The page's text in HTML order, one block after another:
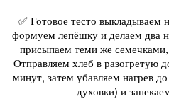
✅ Готовое тесто выкладываем
формуем лепёшку и делаем два
присыпаем теми же семечками,
Отправляем хлеб в разогретую
минут, затем убавляем нагрев
духовки) и